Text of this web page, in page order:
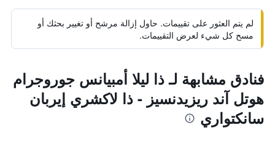
لم يتم العثور على تقييمات. حاول إزالة مرشح أو تغيير بحثك أو
مسح كل شيء لعرض التقييمات.
فنادق مشابهة لـ ذا ليلا أمبيانس جوروجرام
هوتل آند ريزيدنسيز - ذا لاكشري إيربان
سانكتواري